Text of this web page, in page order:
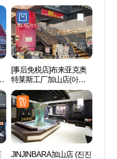
구청점)
[事后免税店]布来亚克奥
特莱斯工厂加山店(아우
트로 가산점)
JINJINBARA加山店 (진진